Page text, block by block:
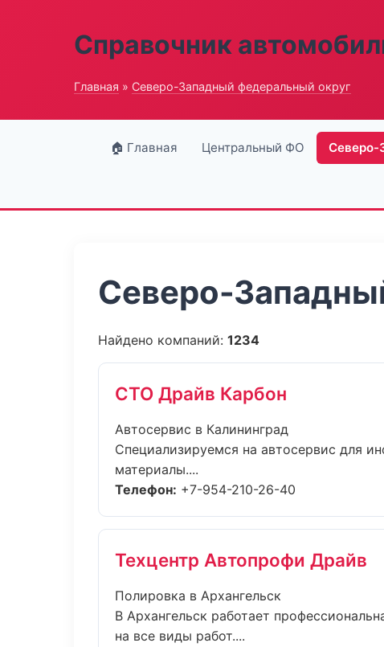
Справочник
Главная » Северо-Западный федеральный округ
🏠 Главная Центральный ФО
Северо-
Найдено компаний: 1234
СТО Драйв Карбон
Автосервис в Калининград
Специализируемся на автосервис для
материалы....
Телефон: +7-954-210-26-40
Техцентр Автопрофи Драйв
Полировка в Архангельск
В Архангельск работает
на все виды работ....